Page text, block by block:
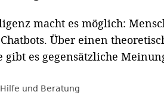
macht es möglich:
Über einen
gibt es gegensätzliche
Hilfe und Beratung